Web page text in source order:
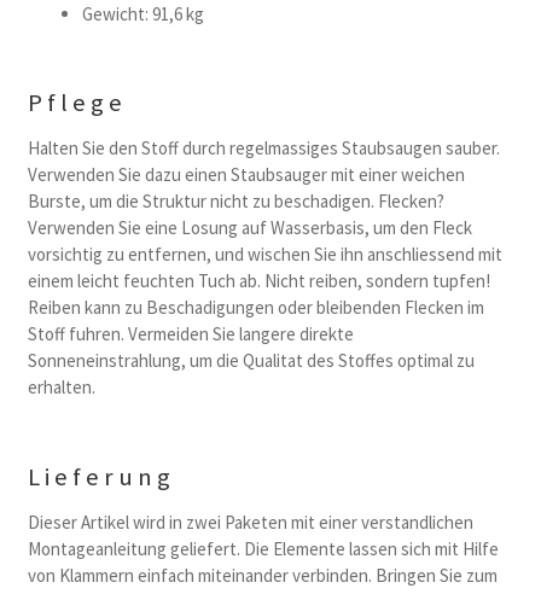
Gewicht: 91,6 kg
Pflege
Halten Sie den Stoff durch regelmassiges Staubsaugen sauber.
Verwenden Sie dazu einen Staubsauger mit einer weichen
Burste, um die Struktur nicht zu beschadigen. Flecken?
Verwenden Sie eine Losung auf Wasserbasis, um den Fleck
vorsichtig zu entfernen, und wischen Sie ihn anschliessend mit
einem leicht feuchten Tuch ab. Nicht reiben, sondern tupfen!
Reiben kann zu Beschadigungen oder bleibenden Flecken im
Stoff fuhren. Vermeiden Sie langere direkte
Sonneneinstrahlung, um die Qualitat des Stoffes optimal zu
erhalten.
Lieferung
Dieser Artikel wird in zwei Paketen mit einer verstandlichen
Montageanleitung geliefert. Die Elemente lassen sich mit Hilfe
von Klammern einfach miteinander verbinden. Bringen Sie zum